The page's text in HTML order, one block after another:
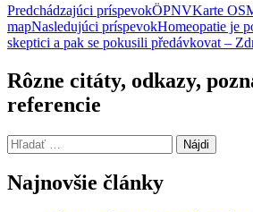
Navigácia
článkami
Predchádzajúci príspevokÖPNVKarte
mapNasledujúci príspevokHomeopatie je
skeptici a pak se pokusili předávkovat –
Rôzne citáty, odkazy,
referencie
Hľadať:
Najnovšie články